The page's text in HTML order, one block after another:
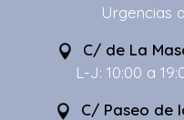
Urgencias
C/ de La
L-J: 10:00 a
C/ Paseo de